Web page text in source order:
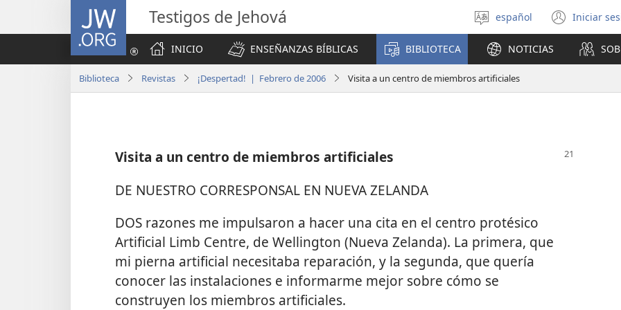
JW.ORG Testigos de Jehová
Seleccionar
idioma
español Iniciar(abre
una
nueva
INICIO
ENSEÑANZAS BÍBLICAS BIBLIOTECA NOTICIAS
Biblioteca Revistas ¡Despertad! | Febrero de 2006 Visita a un centro de miembros artificiales
Visita a un centro de miembros artificiales
DE NUESTRO CORRESPONSAL EN NUEVA ZELANDA
DOS razones me impulsaron a hacer una cita en el centro protésico
Artificial Limb Centre, de Wellington (Nueva Zelanda). La primera, que
mi pierna artificial necesitaba reparación, y la segunda, que quería
conocer las instalaciones e informarme mejor sobre cómo se
construyen los miembros artificiales.